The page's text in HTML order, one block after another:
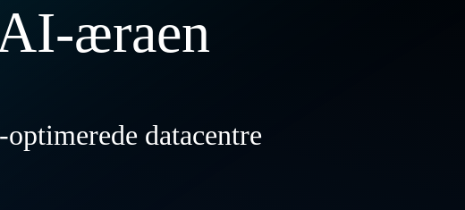
æraen
datacentre